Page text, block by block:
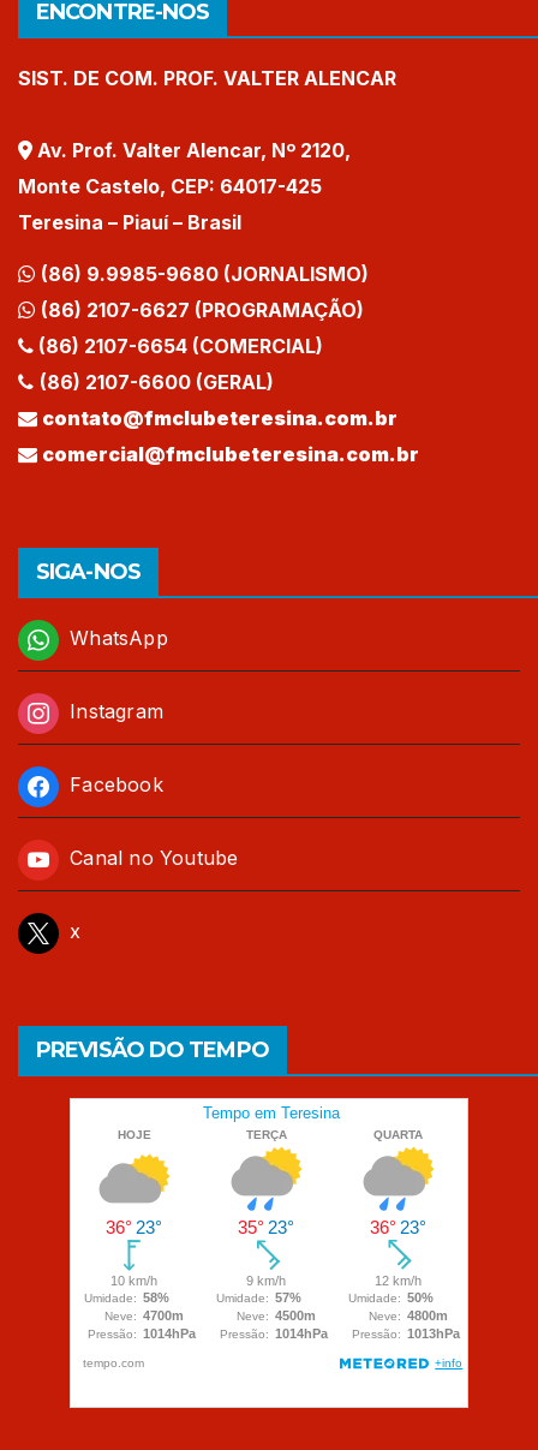
ENCONTRE-NOS
SIST. DE COM. PROF. VALTER ALENCAR
Av. Prof. Valter Alencar, Nº 2120,
Monte Castelo, CEP: 64017-425
Teresina – Piauí – Brasil
(86) 9.9985-9680 (JORNALISMO)
(86) 2107-6627 (PROGRAMAÇÃO)
(86) 2107-6654 (COMERCIAL)
(86) 2107-6600 (GERAL)
contato@fmclubeteresina.com.br
comercial@fmclubeteresina.com.br
SIGA-NOS
WhatsApp
Instagram
Facebook
Canal no Youtube
x
PREVISÃO DO TEMPO